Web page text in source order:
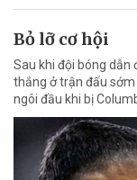
Bỏ lỡ cơ hội
Sau khi đội bóng dẫn
thắng ở trận đấu
ngôi đầu khi bị